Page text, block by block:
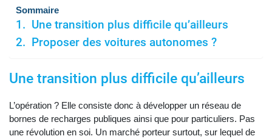
Sommaire
Une transition plus difficile qu’ailleurs
Proposer des voitures autonomes ?
Une transition plus difficile qu’ailleurs
L’opération ? Elle consiste donc à développer un réseau de
bornes de recharges publiques ainsi que pour particuliers. Pas
une révolution en soi. Un marché porteur surtout, sur lequel de